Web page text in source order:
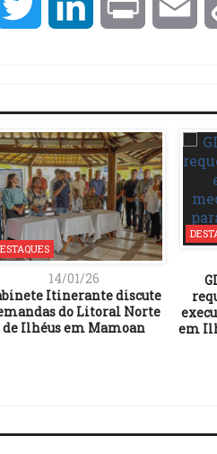
Twitter LinkedInPrint
14/01/26
Itinerante discute
do Litoral Norte
de Ilhéus em Mamoan
em